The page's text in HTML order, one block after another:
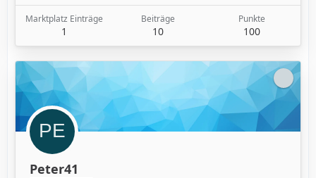
Marktplatz Einträge
1
Beiträge
10
Punkte
100
Peter41